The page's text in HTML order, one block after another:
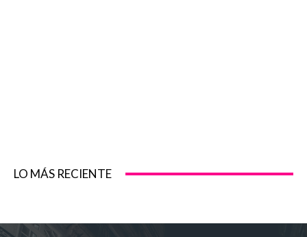
LO MÁS RECIENTE